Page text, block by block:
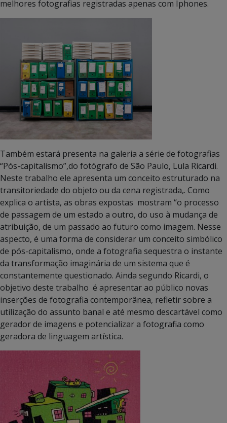
melhores fotografias registradas apenas com Iphones.
Também estará presenta na galeria a série de fotografias
“Pós-capitalismo”,do fotógrafo de São Paulo, Lula Ricardi.
Neste trabalho ele apresenta um conceito estruturado na
transitoriedade do objeto ou da cena registrada,. Como
explica o artista, as obras expostas mostram “o processo
de passagem de um estado a outro, do uso à mudança de
atribuição, de um passado ao futuro como imagem. Nesse
aspecto, é uma forma de considerar um conceito simbólico
de pós-capitalismo, onde a fotografia sequestra o instante
da transformação imaginária de um sistema que é
constantemente questionado. Ainda segundo Ricardi, o
objetivo deste trabalho é apresentar ao público novas
inserções de fotografia contemporânea, refletir sobre a
utilização do assunto banal e até mesmo descartável como
gerador de imagens e potencializar a fotografia como
geradora de linguagem artística.